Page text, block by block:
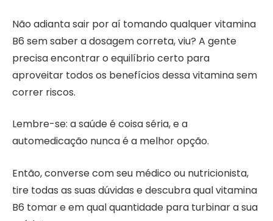
Não adianta sair por aí tomando qualquer vitamina
B6 sem saber a dosagem correta, viu? A gente
precisa encontrar o equilíbrio certo para
aproveitar todos os benefícios dessa vitamina sem
correr riscos.
Lembre-se: a saúde é coisa séria, e a
automedicação nunca é a melhor opção.
Então, converse com seu médico ou nutricionista,
tire todas as suas dúvidas e descubra qual vitamina
B6 tomar e em qual quantidade para turbinar a sua